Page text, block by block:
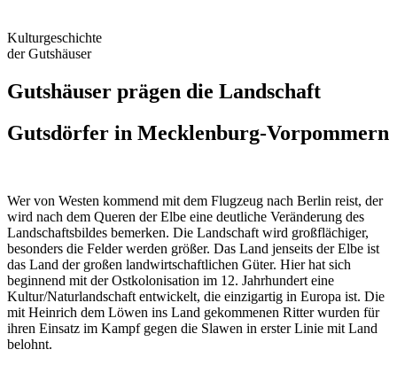
Kulturgeschichte
der Gutshäuser
Gutshäuser prägen die Landschaft
Gutsdörfer in Mecklenburg-Vorpommern
Wer von Westen kommend mit dem Flugzeug nach Berlin reist, der
wird nach dem Queren der Elbe eine deutliche Veränderung des
Landschaftsbildes bemerken. Die Landschaft wird großflächiger,
besonders die Felder werden größer. Das Land jenseits der Elbe ist
das Land der großen landwirtschaftlichen Güter. Hier hat sich
beginnend mit der Ostkolonisation im 12. Jahrhundert eine
Kultur/Naturlandschaft entwickelt, die einzigartig in Europa ist. Die
mit Heinrich dem Löwen ins Land gekommenen Ritter wurden für
ihren Einsatz im Kampf gegen die Slawen in erster Linie mit Land
belohnt.